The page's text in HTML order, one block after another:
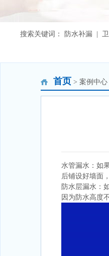
搜索关键词： 防水补漏 |
首页 > 案例中心
水管漏水：如
后铺设好墙面
防水层漏水：
因为防水高度